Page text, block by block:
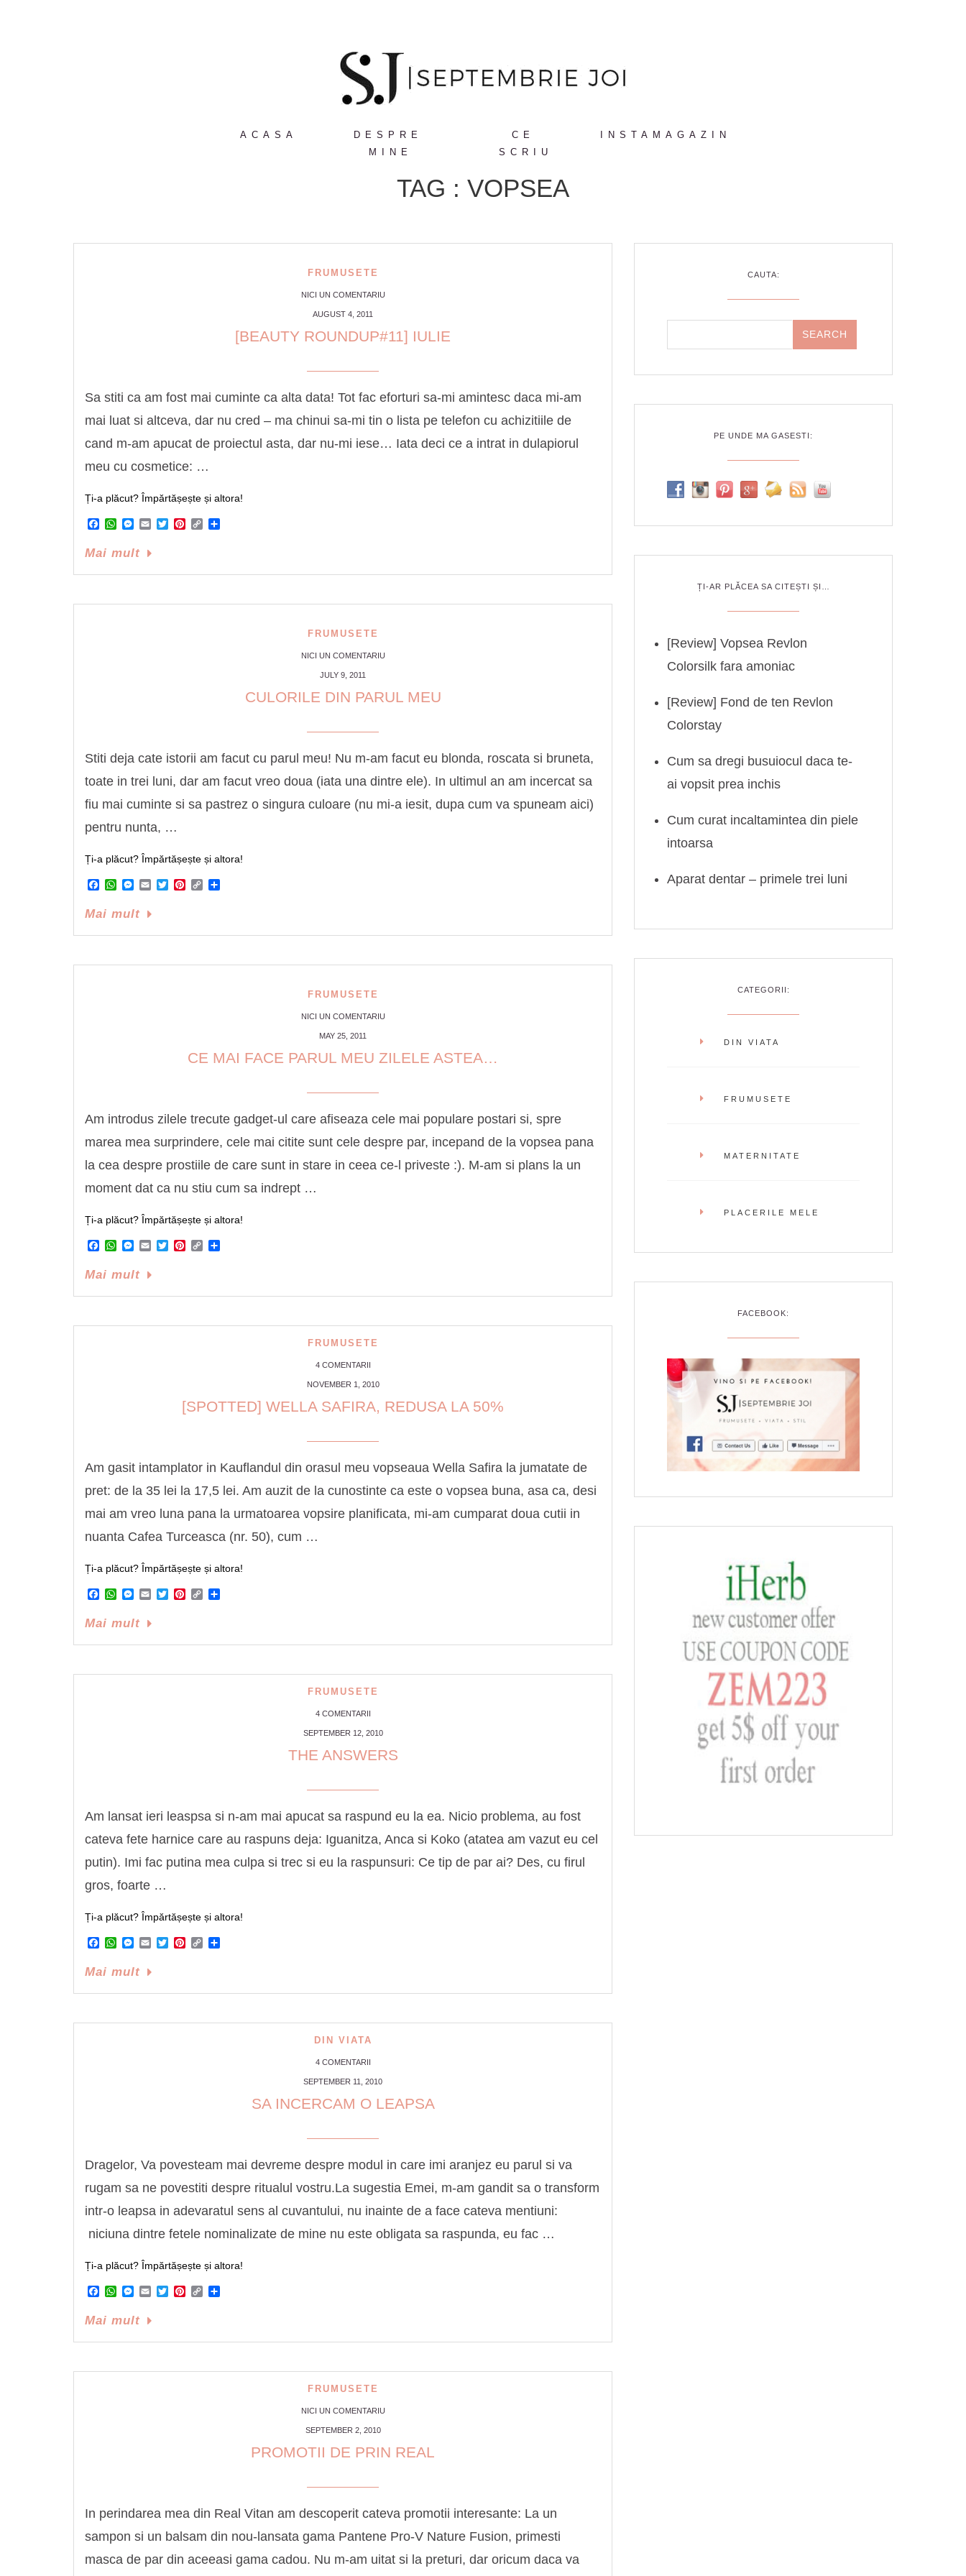
ACASA
DESPRE
MINE
CE
SCRIU
INSTAMAGAZIN
TAG : VOPSEA
FRUMUSETE
NICI UN COMENTARIU
AUGUST 4, 2011
[BEAUTY ROUNDUP#11] IULIE
Sa stiti ca am fost mai cuminte ca alta data! Tot fac eforturi sa-mi amintesc daca mi-am
mai luat si altceva, dar nu cred – ma chinui sa-mi tin o lista pe telefon cu achizitiile de
cand m-am apucat de proiectul asta, dar nu-mi iese… Iata deci ce a intrat in dulapiorul
meu cu cosmetice: …
Ți-a plăcut? Împărtășește și altora!
Facebook
WhatsApp
Messenger
EmailTwitterPinterest
Copy
Mai mult
FRUMUSETE
NICI UN COMENTARIU
JULY 9, 2011
CULORILE DIN PARUL MEU
Stiti deja cate istorii am facut cu parul meu! Nu m-am facut eu blonda, roscata si bruneta,
toate in trei luni, dar am facut vreo doua (iata una dintre ele). In ultimul an am incercat sa
fiu mai cuminte si sa pastrez o singura culoare (nu mi-a iesit, dupa cum va spuneam aici)
pentru nunta, …
Ți-a plăcut? Împărtășește și altora!
Facebook
WhatsApp
Messenger
EmailTwitterPinterest
Copy
Mai mult
FRUMUSETE
NICI UN COMENTARIU
MAY 25, 2011
CE MAI FACE PARUL MEU ZILELE ASTEA…
Am introdus zilele trecute gadget-ul care afiseaza cele mai populare postari si, spre
marea mea surprindere, cele mai citite sunt cele despre par, incepand de la vopsea pana
la cea despre prostiile de care sunt in stare in ceea ce-l priveste :). M-am si plans la un
moment dat ca nu stiu cum sa indrept …
Ți-a plăcut? Împărtășește și altora!
Facebook
WhatsApp
Messenger
EmailTwitterPinterest
Copy
Mai mult
FRUMUSETE
4 COMENTARII
NOVEMBER 1, 2010
[SPOTTED] WELLA SAFIRA, REDUSA LA 50%
Am gasit intamplator in Kauflandul din orasul meu vopseaua Wella Safira la jumatate de
pret: de la 35 lei la 17,5 lei. Am auzit de la cunostinte ca este o vopsea buna, asa ca, desi
mai am vreo luna pana la urmatoarea vopsire planificata, mi-am cumparat doua cutii in
nuanta Cafea Turceasca (nr. 50), cum …
Ți-a plăcut? Împărtășește și altora!
Facebook
WhatsApp
Messenger
EmailTwitterPinterest
Copy
Mai mult
FRUMUSETE
4 COMENTARII
SEPTEMBER 12, 2010
THE ANSWERS
Am lansat ieri leaspsa si n-am mai apucat sa raspund eu la ea. Nicio problema, au fost
cateva fete harnice care au raspuns deja: Iguanitza, Anca si Koko (atatea am vazut eu cel
putin). Imi fac putina mea culpa si trec si eu la raspunsuri: Ce tip de par ai? Des, cu firul
gros, foarte …
Ți-a plăcut? Împărtășește și altora!
Facebook
WhatsApp
Messenger
EmailTwitterPinterest
Copy
Mai mult
DIN VIATA
4 COMENTARII
SEPTEMBER 11, 2010
SA INCERCAM O LEAPSA
Dragelor, Va povesteam mai devreme despre modul in care imi aranjez eu parul si va
rugam sa ne povestiti despre ritualul vostru.La sugestia Emei, m-am gandit sa o transform
intr-o leapsa in adevaratul sens al cuvantului, nu inainte de a face cateva mentiuni:
niciuna dintre fetele nominalizate de mine nu este obligata sa raspunda, eu fac …
Ți-a plăcut? Împărtășește și altora!
Facebook
WhatsApp
Messenger
EmailTwitterPinterest
Copy
Mai mult
FRUMUSETE
NICI UN COMENTARIU
SEPTEMBER 2, 2010
PROMOTII DE PRIN REAL
In perindarea mea din Real Vitan am descoperit cateva promotii interesante: La un
sampon si un balsam din nou-lansata gama Pantene Pro-V Nature Fusion, primesti
masca de par din aceeasi gama cadou. Nu m-am uitat si la preturi, dar oricum daca va
CAUTA:
PE UNDE MA GASESTI:
ȚI-AR PLĂCEA SA CITEȘTI ȘI…
[Review] Vopsea Revlon
Colorsilk fara amoniac
[Review] Fond de ten Revlon
Colorstay
Cum sa dregi busuiocul daca te-
ai vopsit prea inchis
Cum curat incaltamintea din piele
intoarsa
Aparat dentar – primele trei luni
CATEGORII:
DIN VIATA
FRUMUSETE
MATERNITATE
PLACERILE MELE
FACEBOOK: